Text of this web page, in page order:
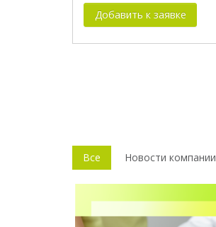
Добавить к заявке
Все Новости компании